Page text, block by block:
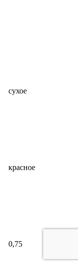
сухое
красное
0,75